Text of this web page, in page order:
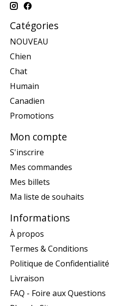
Catégories
NOUVEAU
Chien
Chat
Humain
Canadien
Promotions
Mon compte
S'inscrire
Mes commandes
Mes billets
Ma liste de souhaits
Informations
À propos
Termes & Conditions
Politique de Confidentialité
Livraison
FAQ - Foire aux Questions